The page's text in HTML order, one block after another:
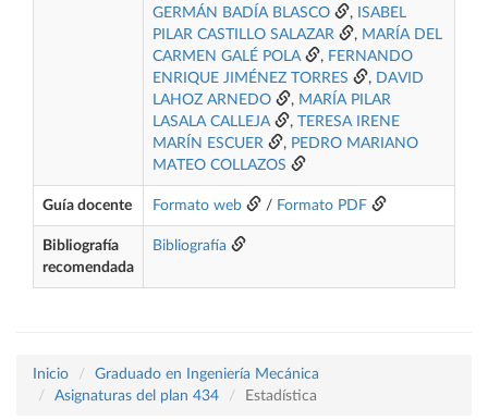
GERMÁN BADÍA BLASCO
, ISABEL
PILAR CASTILLO SALAZAR
, MARÍA DEL
CARMEN GALÉ POLA
, FERNANDO
ENRIQUE JIMÉNEZ TORRES
, DAVID
LAHOZ ARNEDO
, MARÍA PILAR
LASALA CALLEJA
,
TERESA IRENE
MARÍN ESCUER
, PEDRO MARIANO
MATEO COLLAZOS
Guía docente Formato web / Formato PDF
Bibliografía
recomendada
Bibliografía
Inicio
Graduado en Ingeniería Mecánica
Asignaturas del plan 434
Estadística